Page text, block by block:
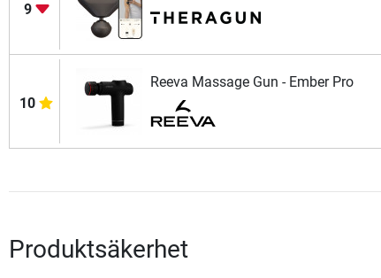
9
10
Reeva Massage Gun - Ember Pro
Produktsäkerhet